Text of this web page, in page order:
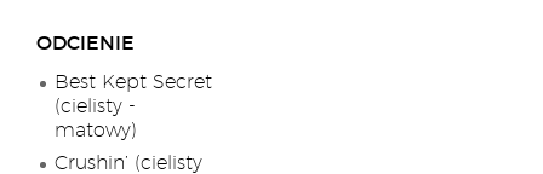
ODCIENIE
Best Kept Secret
(cielisty -
matowy)
Crushin’ (cielisty